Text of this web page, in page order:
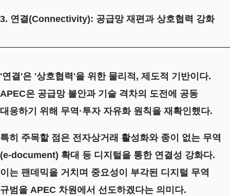
3. 연결(Connectivity): 공급망 재편과 상호협력 강화
'연결'은 '상호협력'을 위한 물리적, 제도적 기반이다.
APEC은 공급망 불안과 기술 격차의 도전에 공동
대응하기 위해 무역·투자 자유화 원칙을 재확인했다.
특히 주목할 점은 전자상거래 활성화와 종이 없는 무역
(e-document) 확대 등 디지털을 통한 연결성 강화다.
이는 팬데믹을 거치며 중요성이 부각된 디지털 무역
규범을 APEC 차원에서 선도하겠다는 의미다.